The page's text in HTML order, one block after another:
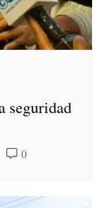
seguridad
0